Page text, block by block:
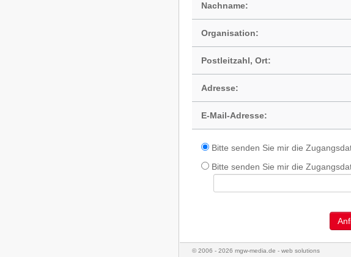
Nachname:
Organisation:
Postleitzahl, Ort:
Adresse:
E-Mail-Adresse:
Bitte senden Sie mir die
Bitte senden Sie mir die
© 2006 - 2026 mgw-media.de - web solutions